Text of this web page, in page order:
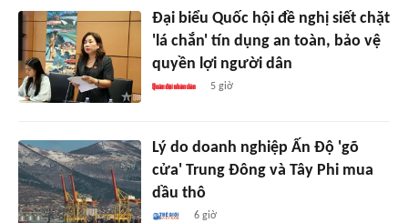
Đại biểu Quốc hội đề nghị siết chặt
'lá chắn' tín dụng an toàn, bảo vệ
quyền lợi người dân
5 giờ
Lý do doanh nghiệp Ấn Độ 'gõ
cửa' Trung Đông và Tây Phi mua
dầu thô
6 giờ